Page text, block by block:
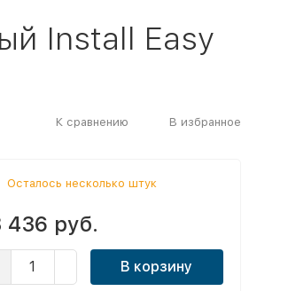
Install Easy
К сравнению В избранное
Осталось несколько штук
436 руб.
В корзину